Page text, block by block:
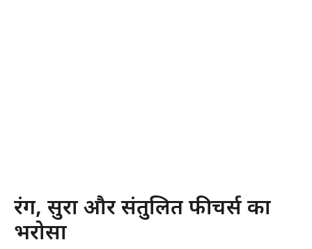
रंग, सुरक्षा और संतुलित फीचर्स का
भरोसा